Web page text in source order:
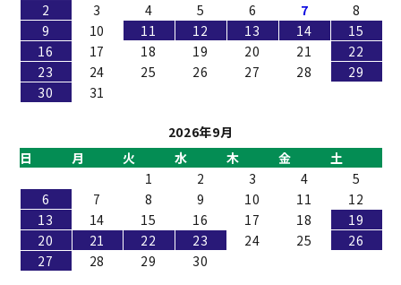
2
3 4 5 6 7
8
9
10 11 12 13 14
15
16
17 18 19 20 21
22
23
24 25 26 27 28
29
30
31
2026年9月
日
月 火 水 木 金
土
1
2 3 4
5
6
7 8 9 10 11
12
13
14 15 16 17 18
19
20
21 22 23 24 25
26
27
28 29 30